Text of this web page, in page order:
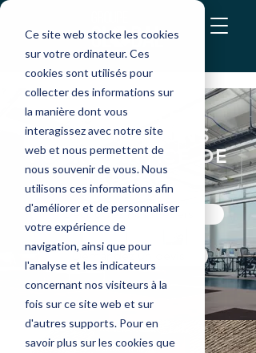
Ce site web stocke les cookies
sur votre ordinateur. Ces
cookies sont utilisés pour
collecter des informations sur
la manière dont vous
interagissez avec notre site
web et nous permettent de
nous souvenir de vous. Nous
utilisons ces informations afin
d'améliorer et de personnaliser
votre expérience de
navigation, ainsi que pour
l'analyse et les indicateurs
concernant nos visiteurs à la
fois sur ce site web et sur
d'autres supports. Pour en
savoir plus sur les cookies que
ENSEMBLE,
CONSTRUISONS
VOTREESPACE
DE
TRAVAIL
Découvrez nos métiers
Demandez un devis